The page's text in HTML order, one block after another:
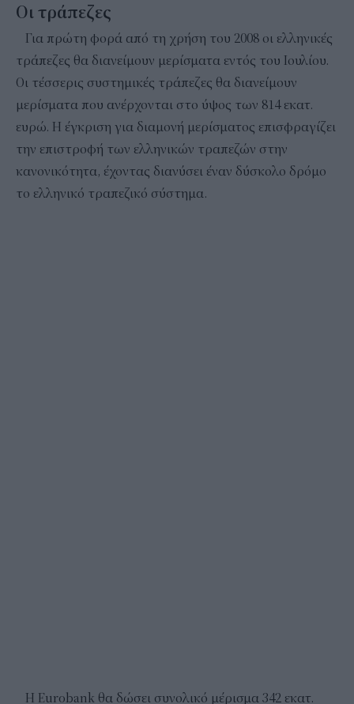
Οι τράπεζες
Για πρώτη φορά από τη χρήση του 2008 οι ελληνικές
τράπεζες θα διανείμουν μερίσματα εντός του Ιουλίου.
Οι τέσσερις συστημικές τράπεζες θα διανείμουν
μερίσματα που ανέρχονται στο ύψος των 814 εκατ.
ευρώ. Η έγκριση για διαμονή μερίσματος επισφραγίζει
την επιστροφή των ελληνικών τραπεζών στην
κανονικότητα, έχοντας διανύσει έναν δύσκολο δρόμο
το ελληνικό τραπεζικό σύστημα.
H Eurobank θα δώσει συνολικό μέρισμα 342 εκατ.